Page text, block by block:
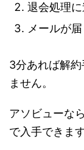
退会処理
メールが
3分あれば解
ません。
アソビューな
で入手できます